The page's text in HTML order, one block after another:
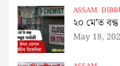
ASSAM
২০ মে’ত বন্ধ
May 18,